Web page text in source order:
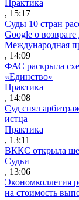
Практика
, 15:17
Суды 10 стран
Google о
Международная
, 14:09
ФАС раскрыла
«Единство»
Практика
, 14:08
Суд снял
истца
Практика
, 13:11
ВККС открыла
Судьи
, 13:06
Экономколлегия
на стоимость